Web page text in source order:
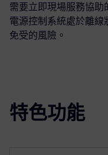
需要立即現場服務協
電源控制系統處於離
免受的風險。
特色功能